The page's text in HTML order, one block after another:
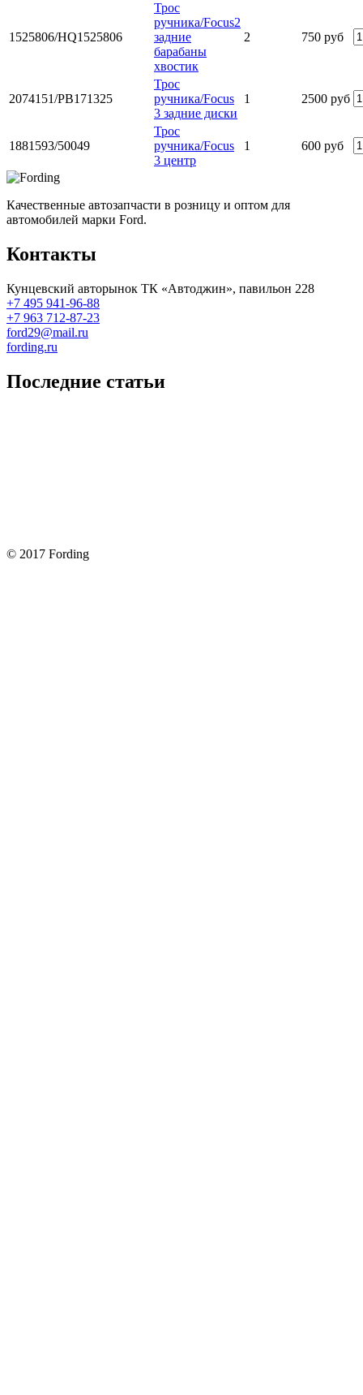
1525806/HQ1525806
Трос
ручника/Focus2
задние
барабаны
хвостик
2 750 руб
2074151/PB171325
Трос
ручника/Focus
3 задние диски
1 2500 руб
1881593/50049
Трос
ручника/Focus
3 центр
1 600 руб
Качественные автозапчасти в розницу и оптом для
автомобилей марки Ford.
Контакты
Кунцевский авторынок ТК «Автоджин», павильон 228
+7 495 941-96-88
+7 963 712-87-23
ford29@mail.ru
fording.ru
Последние статьи
© 2017 Fording